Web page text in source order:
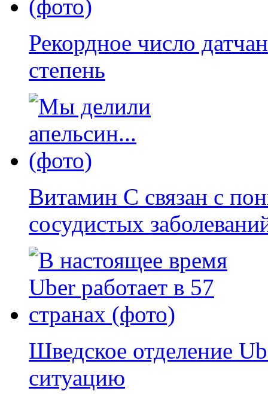
Рекордное число
степень
Витамин С связан с
сосудистых
Шведское отделение
ситуацию